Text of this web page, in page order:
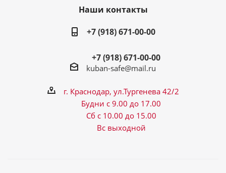
Наши контакты
+7 (918) 671-00-00
+7 (918) 671-00-00
kuban-safe@mail.ru
г. Краснодар, ул.Тургенева 42/2
Будни с 9.00 до 17.00
Сб с 10.00 до 15.00
Вс выходной